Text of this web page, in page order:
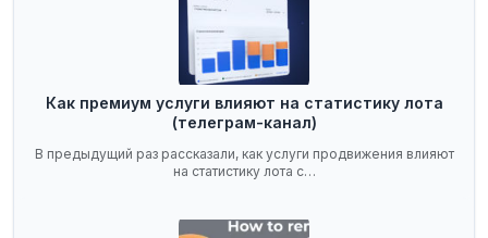
Как премиум услуги влияют на статистику лота
(телеграм-канал)
В предыдущий раз рассказали, как услуги продвижения влияют
на статистику лота с…